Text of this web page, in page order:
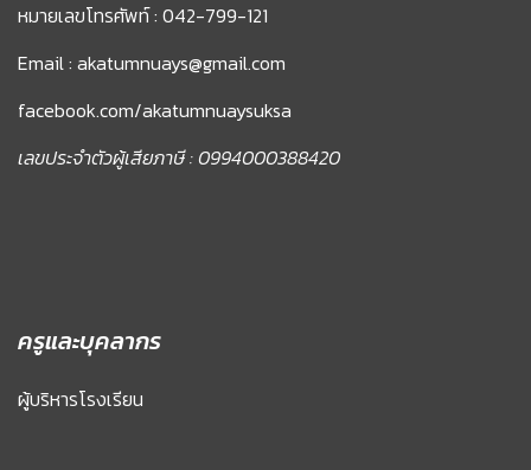
หมายเลขโทรศัพท์ : 042-799-121
Email : akatumnuays@gmail.com
facebook.com/akatumnuaysuksa
เลขประจำตัวผู้เสียภาษี : 0994000388420
ครูและบุคลากร
ผู้บริหารโรงเรียน